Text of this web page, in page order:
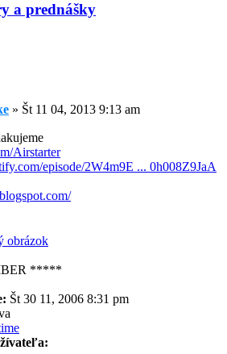
a prednášky
» Št 11 04, 2013 9:13 am
Airstarter
episode/2W4m9E ... 0h008Z9JaA
*****
Št 30 11, 2006 8:31 pm